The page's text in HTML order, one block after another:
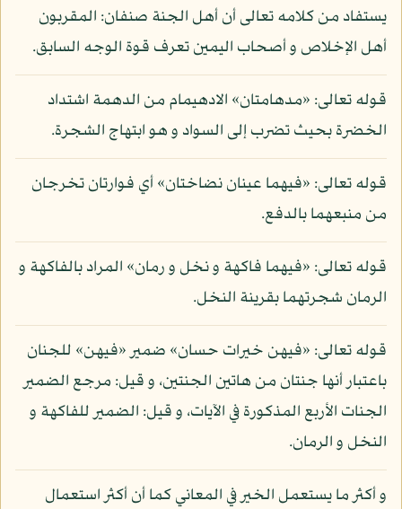
يستفاد من كلامه تعالى أن أهل الجنة صنفان: المقربون
أهل الإخلاص و أصحاب اليمين تعرف قوة الوجه السابق.
قوله تعالى: «مدهامتان» الادهيمام من الدهمة اشتداد
الخضرة بحيث تضرب إلى السواد و هو ابتهاج الشجرة.
قوله تعالى: «فيهما عينان نضاختان» أي فوارتان تخرجان
من منبعهما بالدفع.
قوله تعالى: «فيهما فاكهة و نخل و رمان» المراد بالفاكهة و
الرمان شجرتهما بقرينة النخل.
قوله تعالى: «فيهن خيرات حسان» ضمير «فيهن» للجنان
باعتبار أنها جنتان من هاتين الجنتين، و قيل: مرجع الضمير
الجنات الأربع المذكورة في الآيات، و قيل: الضمير للفاكهة و
النخل و الرمان.
و أكثر ما يستعمل الخير في المعاني كما أن أكثر استعمال